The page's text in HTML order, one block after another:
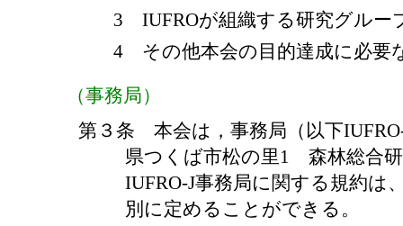
3 IUFROが組織する研究グルー
4 その他本会の目的達成に必要
（事務局）
第３条 本会は，事務局（以下
県つくば市松の里1 森林総合
IUFRO-J事務局に関する規約は
別に定めることができる。